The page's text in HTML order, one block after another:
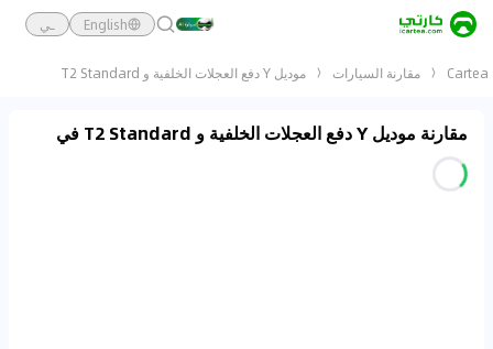
English ـي
Cartea مقارنة السيارات موديل Y دفع العجلات الخلفية و T2 Standard
مقارنة موديل Y دفع العجلات الخلفية و T2 Standard في